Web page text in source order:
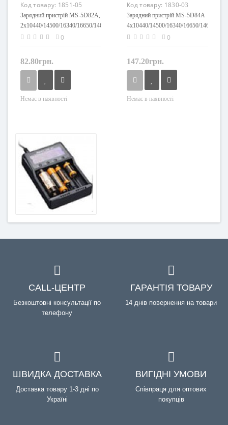
Код товару: 1851-05
Зарядний пристрій MS-5D82A,
2х10440/14500/16340/16650/14650/18350/18500/18650,
4.2V
0
82.80грн.
Немає в наявності
Код товару: 1830-03
Зарядний пристрій MS-5D84A
4х10440/14500/16340/16650/14650/
3.7V
0
147.20грн.
Немає в наявності
CALL-ЦЕНТР
Безкоштовні консультації по
телефону
ГАРАНТІЯ ТОВАРУ
14 днів повернення на товари
ШВИДКА ДОСТАВКА
Доставка товару 1-3 дні по
Україні
ВИГІДНІ УМОВИ
Співпраця для оптових
покупців